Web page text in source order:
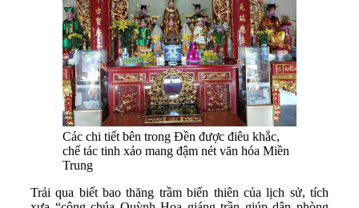
Các chi tiết bên trong Đền được điêu khắc,
chế tác tinh xảo mang đậm nét văn hóa Miền
Trung
Trải qua biết bao thăng trầm biến thiên của lịch sử, tích